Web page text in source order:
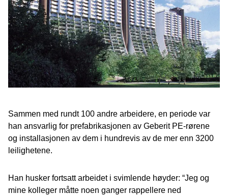
Sammen med rundt 100 andre arbeidere, en periode var
han ansvarlig for prefabrikasjonen av Geberit PE-rørene
og installasjonen av dem i hundrevis av de mer enn 3200
leilighetene.
Han husker fortsatt arbeidet i svimlende høyder: “Jeg og
mine kolleger måtte noen ganger rappellere ned